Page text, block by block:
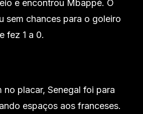
e encontrou Mbappé. O
sem chances para o goleiro
fez 1 a 0.
no placar, Senegal foi para
espaços aos franceses.